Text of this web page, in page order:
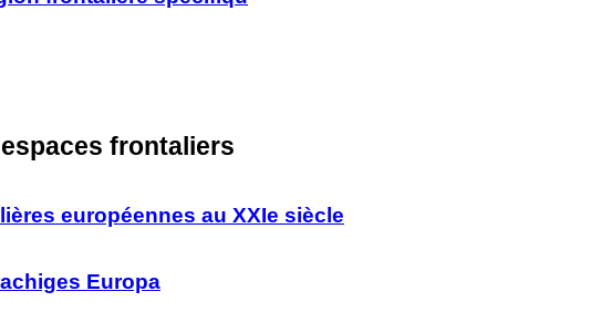
frontaliers
européennes au XXIe siècle
Europa